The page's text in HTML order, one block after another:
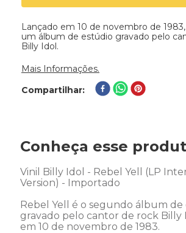
Lançado em 10 de novembro de
um álbum de estúdio gravado pelo
Billy Idol.
Mais Informações.
Compartilhar
Conheça esse
Vinil Billy Idol - Rebel Yell (LP
Version) - Importado
Rebel Yell é o segundo álbum de
gravado pelo cantor de rock Billy
em 10 de novembro de 1983.